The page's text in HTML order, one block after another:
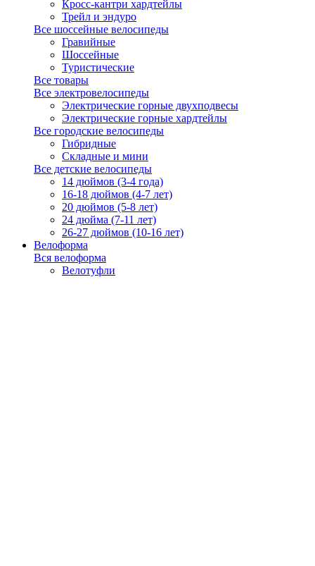
Кросс-кантри хардтейлы
Трейл и эндуро
Все шоссейные велосипеды
Гравийные
Шоссейные
Туристические
Все товары
Все электровелосипеды
Электрические горные двухподвесы
Электрические горные хардтейлы
Все городские велосипеды
Гибридные
Складные и мини
Все детские велосипеды
14 дюймов (3-4 года)
16-18 дюймов (4-7 лет)
20 дюймов (5-8 лет)
24 дюйма (7-11 лет)
26-27 дюймов (10-16 лет)
Велоформа
Вся велоформа
Велотуфли